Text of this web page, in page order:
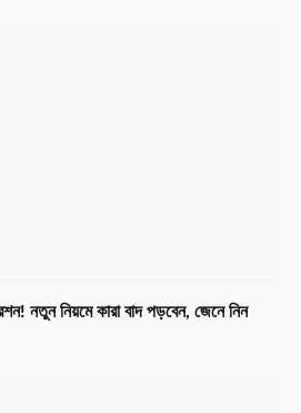
নতুন নিয়মে কারা বাদ পড়বেন, জেনে নিন